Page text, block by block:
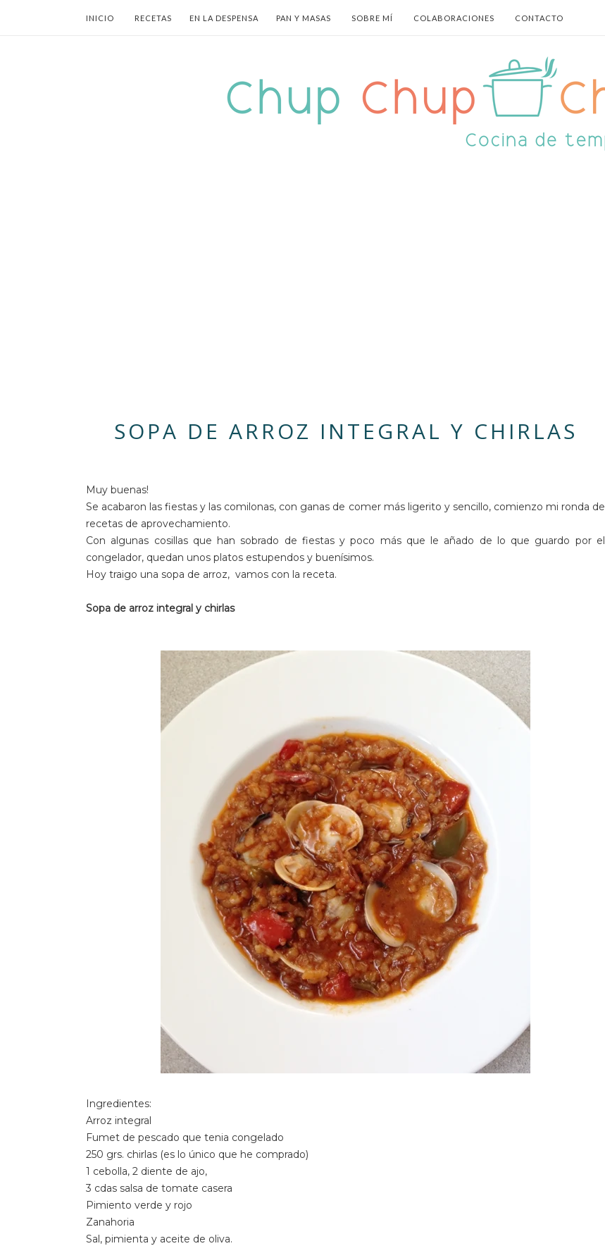
INICIO RECETAS EN LA DESPENSA PAN Y MASAS SOBRE MÍ COLABORACIONES CONTACTO
SOPA DE ARROZ INTEGRAL Y CHIRLAS
Muy buenas!
Se acabaron las fiestas y las comilonas, con ganas de comer más ligerito y sencillo, comienzo mi ronda de
recetas de aprovechamiento.
Con algunas cosillas que han sobrado de fiestas y poco más que le añado de lo que guardo por el
congelador, quedan unos platos estupendos y buenísimos.
Hoy traigo una sopa de arroz, vamos con la receta.
Sopa de arroz integral y chirlas
Ingredientes:
Arroz integral
Fumet de pescado que tenia congelado
250 grs. chirlas (es lo único que he comprado)
1 cebolla, 2 diente de ajo,
3 cdas salsa de tomate casera
Pimiento verde y rojo
Zanahoria
Sal, pimienta y aceite de oliva.